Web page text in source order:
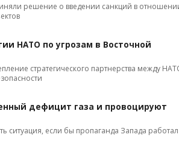
решение о введении санкций в
НАТО по угрозам в Восточной
стратегического партнерства между
дефицит газа и провоцируют
ситуация, если бы пропаганда Запада